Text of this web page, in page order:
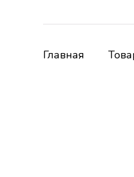
Главная